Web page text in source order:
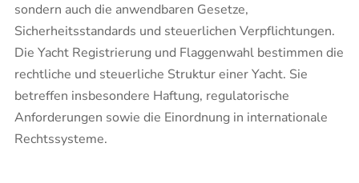
sondern auch die anwendbaren Gesetze,
Sicherheitsstandards und steuerlichen Verpflichtungen.​
Die Yacht Registrierung und Flaggenwahl bestimmen die
rechtliche und steuerliche Struktur einer Yacht. Sie
betreffen insbesondere Haftung, regulatorische
Anforderungen sowie die Einordnung in internationale
Rechtssysteme.